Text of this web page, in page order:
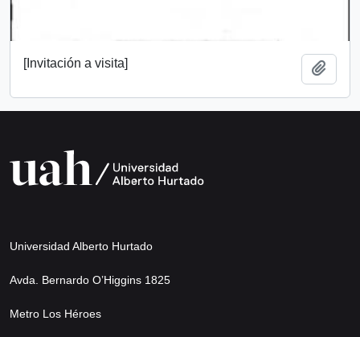
[Invitación a visita]
Universidad Alberto Hurtado
Avda. Bernardo O’Higgins 1825
Metro Los Héroes